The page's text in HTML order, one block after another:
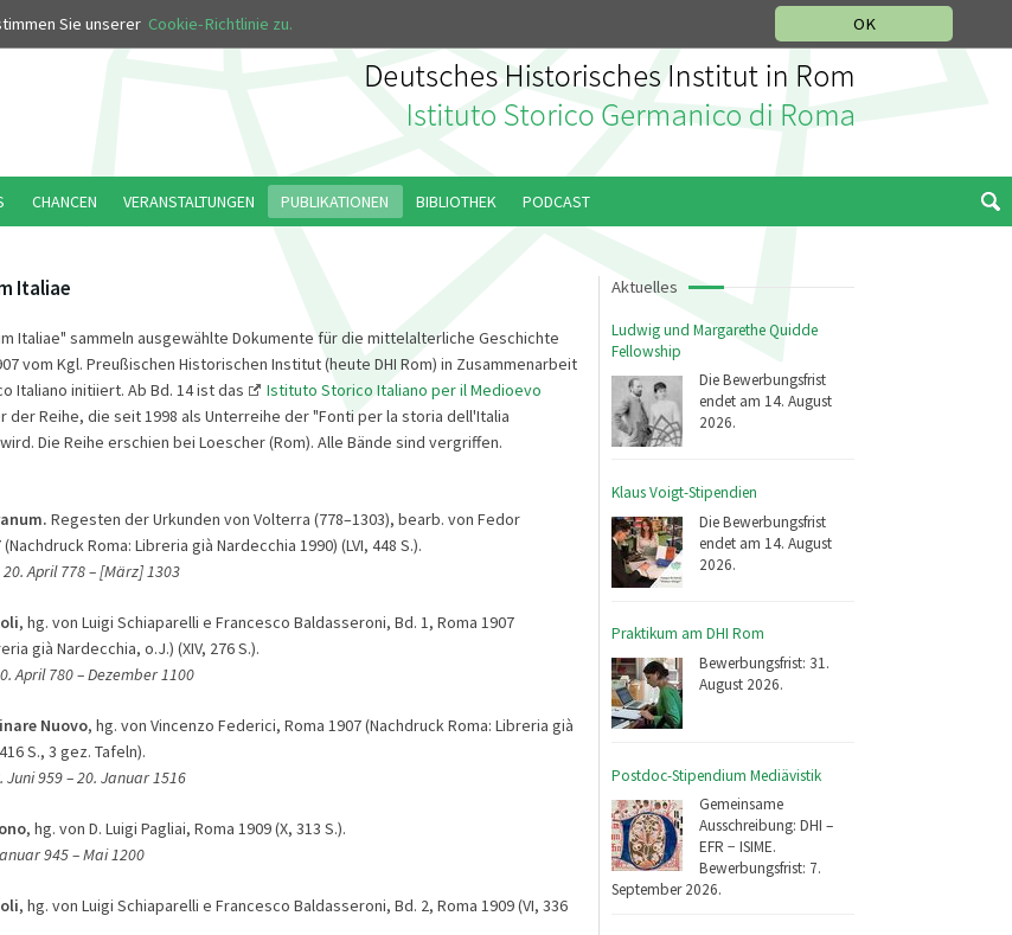
OK
Sie unserer Cookie-Richtlinie zu.
Aktuelles
Ludwig und Margarethe Quidde
Fellowship
Die Bewerbungsfrist
endet am 14. August
2026.
Klaus Voigt-Stipendien
Die Bewerbungsfrist
endet am 14. August
2026.
Praktikum am DHI Rom
Bewerbungsfrist: 31.
August 2026.
Postdoc-Stipendium Mediävistik
Gemeinsame
Ausschreibung: DHI –
EFR − ISIME.
Bewerbungsfrist: 7.
September 2026.
Italiae
Italiae" sammeln ausgewählte Dokumente für die mittelalterliche Geschichte
vom Kgl. Preußischen Historischen Institut (heute DHI Rom) in Zusammenarbeit
Italiano initiiert. Ab Bd. 14 ist das
Istituto Storico Italiano per il Medioevo
der Reihe, die seit 1998 als Unterreihe der "Fonti per la storia dell'Italia
Die Reihe erschien bei Loescher (Rom). Alle Bände sind vergriffen.
Regesten der Urkunden von Volterra (778–1303), bearb. von Fedor
Roma: Libreria già Nardecchia 1990) (LVI, 448 S.).
April 778 – [März] 1303
, hg. von Luigi Schiaparelli e Francesco Baldasseroni, Bd. 1, Roma 1907
già Nardecchia, o.J.) (XIV, 276 S.).
April 780– Dezember 1100
Nuovo, hg. von Vincenzo Federici, Roma 1907 (Nachdruck Roma: Libreria già
S., 3 gez. Tafeln).
Juni 959– 20. Januar 1516
, hg. von D. Luigi Pagliai, Roma 1909 (X, 313 S.).
945– Mai 1200
, hg. von Luigi Schiaparelli e Francesco Baldasseroni, Bd. 2, Roma 1909 (VI, 336
CHANCEN VERANSTALTUNGEN PUBLIKATIONEN BIBLIOTHEK PODCAST